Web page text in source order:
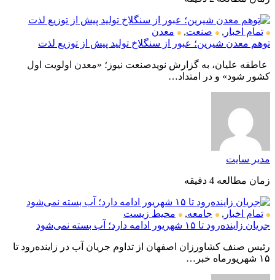
تمام اخبار , صنعت,
معدن
توهم معدن شیرین؛ عبور از سنگلاخ تولید پیش از توزیع لذت
عاطفه علیان، به گزارش نویدصنعت نیوز؛ «معدن اولویت اول
کشور شود» و در امتداد…
مدیر سایت
زمان مطالعه 4 دقیقه
تمام اخبار , جامعه,
محیط زیست
جریان زاینده‌رود تا ۱۵ شهریور ادامه دارد؛ آب بسته نمی‌شود
رئیس صنف کشاورزان اصفهان از تداوم جریان آب در زاینده‌رود تا
۱۵ شهریورماه خبر…